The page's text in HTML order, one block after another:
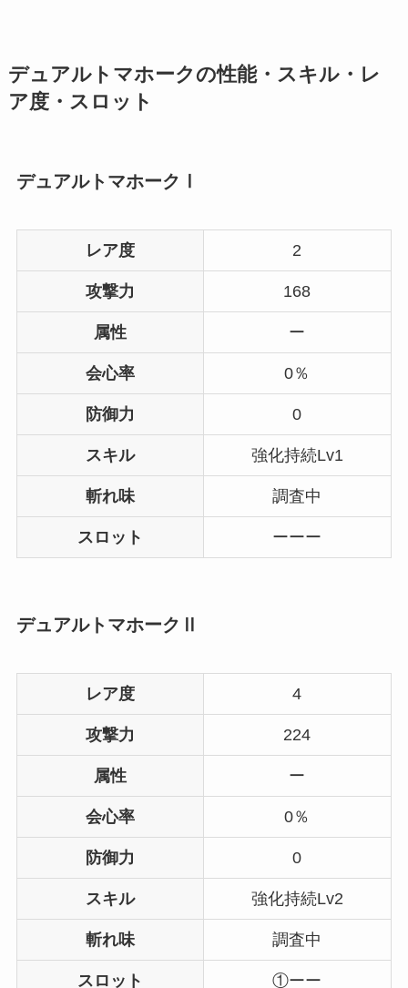
デュアルトマホークの性能・スキル・レ
ア度・スロット
デュアルトマホークⅠ
レア度 2
攻撃力 168
属性 ー
会心率 0％
防御力 0
スキル 強化持続Lv1
斬れ味 調査中
スロット ーーー
デュアルトマホークⅡ
レア度 4
攻撃力 224
属性 ー
会心率 0％
防御力 0
スキル 強化持続Lv2
斬れ味 調査中
スロット ①ーー